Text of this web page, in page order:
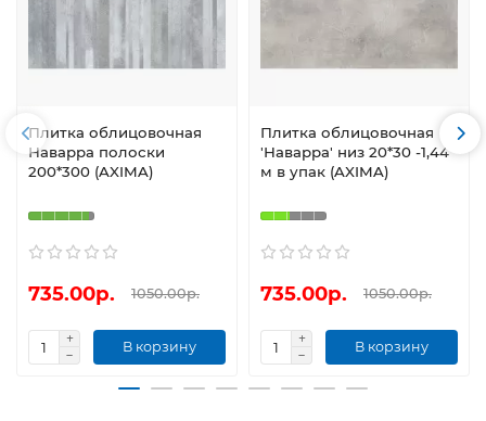
Плитка облицовочная
Наварра полоски
200*300 (AXIMA)
735.00р. 1050.00р.
В корзину
Плитка облицовочная
'Наварра' низ 20*30 -1,44
м в упак (AXIMA)
735.00р. 1050.00р.
В корзину